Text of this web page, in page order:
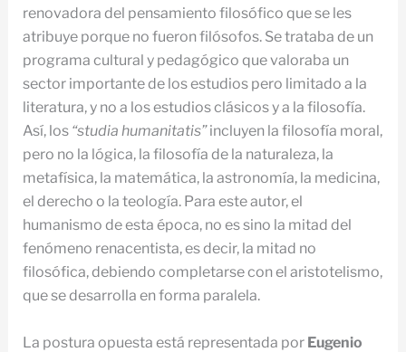
renovadora del pensamiento filosófico que se les
atribuye porque no fueron filósofos. Se trataba de un
programa cultural y pedagógico que valoraba un
sector importante de los estudios pero limitado a la
literatura, y no a los estudios clásicos y a la filosofía.
Así, los “studia humanitatis”incluyen la filosofía moral,
pero no la lógica, la filosofía de la naturaleza, la
metafísica, la matemática, la astronomía, la medicina,
el derecho o la teología. Para este autor, el
humanismo de esta época, no es sino la mitad del
fenómeno renacentista, es decir, la mitad no
filosófica, debiendo completarse con el aristotelismo,
que se desarrolla en forma paralela.
La postura opuesta está representada por Eugenio